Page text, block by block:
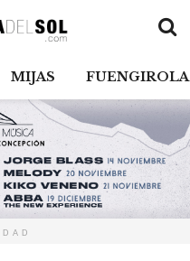
MIJAS FUENGIROLA